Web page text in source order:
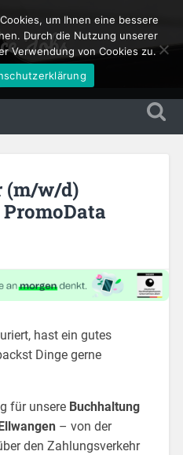
Jobs
(m/w/d)
hast ein gutes
Dinge gerne
für unsere Buchhaltung
Ellwangen– von der
den Zahlungsverkehr
um Ihnen eine bessere
Durch die Nutzung unserer
Verwendung von Cookies zu.